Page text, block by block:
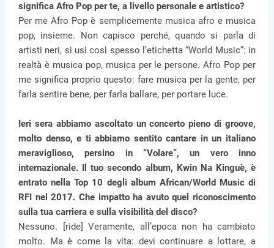
significa Afro Pop per te, a livello personale e artistico?
Per me Afro Pop è semplicemente musica afro e musica
pop, insieme. Non capisco perché, quando si parla di
artisti neri, si usi così spesso l’etichetta “World Music”: in
realtà è musica pop, musica per le persone. Afro Pop per
me significa proprio questo: fare musica per la gente, per
farla sentire bene, per farla ballare, per portare luce.
Ieri sera abbiamo ascoltato un concerto pieno di groove,
molto denso, e ti abbiamo sentito cantare in un italiano
meraviglioso, persino in “Volare”, un vero inno
internazionale. Il tuo secondo album, Kwin Na Kinguè, è
entrato nella Top 10 degli album African/World Music di
RFI nel 2017. Che impatto ha avuto quel riconoscimento
sulla tua carriera e sulla visibilità del disco?
Nessuno. [ride] Veramente, all’epoca non ha cambiato
molto. Ma è come la vita: devi continuare a lottare, a